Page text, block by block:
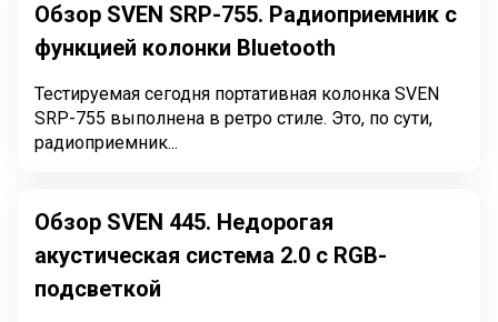
Обзор SVEN SRP-755. Радиоприемник с
функцией колонки Bluetooth
Тестируемая сегодня портативная колонка SVEN
SRP-755 выполнена в ретро стиле. Это, по сути,
радиоприемник...
Обзор SVEN 445. Недорогая
акустическая система 2.0 с RGB-
подсветкой